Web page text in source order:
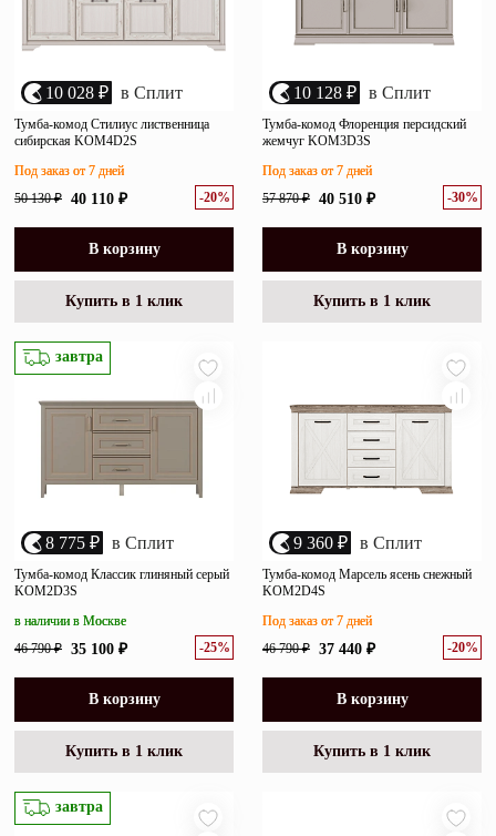
10 028 ₽ в Сплит
Тумба-комод Стилиус лиственница
сибирская KOM4D2S
50 130 ₽ 40 110 ₽ -20%
Под заказ от 7 дней
В корзину
Купить в 1 клик
10 128 ₽ в Сплит
Тумба-комод Флоренция персидский
жемчуг KOM3D3S
57 870 ₽ 40 510 ₽ -30%
Под заказ от 7 дней
В корзину
Купить в 1 клик
завтра
8 775 ₽ в Сплит
Тумба-комод Классик глиняный серый
KOM2D3S
46 790 ₽ 35 100 ₽ -25%
в наличии в Москве
В корзину
Купить в 1 клик
9 360 ₽ в Сплит
Тумба-комод Марсель ясень снежный
KOM2D4S
46 790 ₽ 37 440 ₽ -20%
Под заказ от 7 дней
В корзину
Купить в 1 клик
завтра